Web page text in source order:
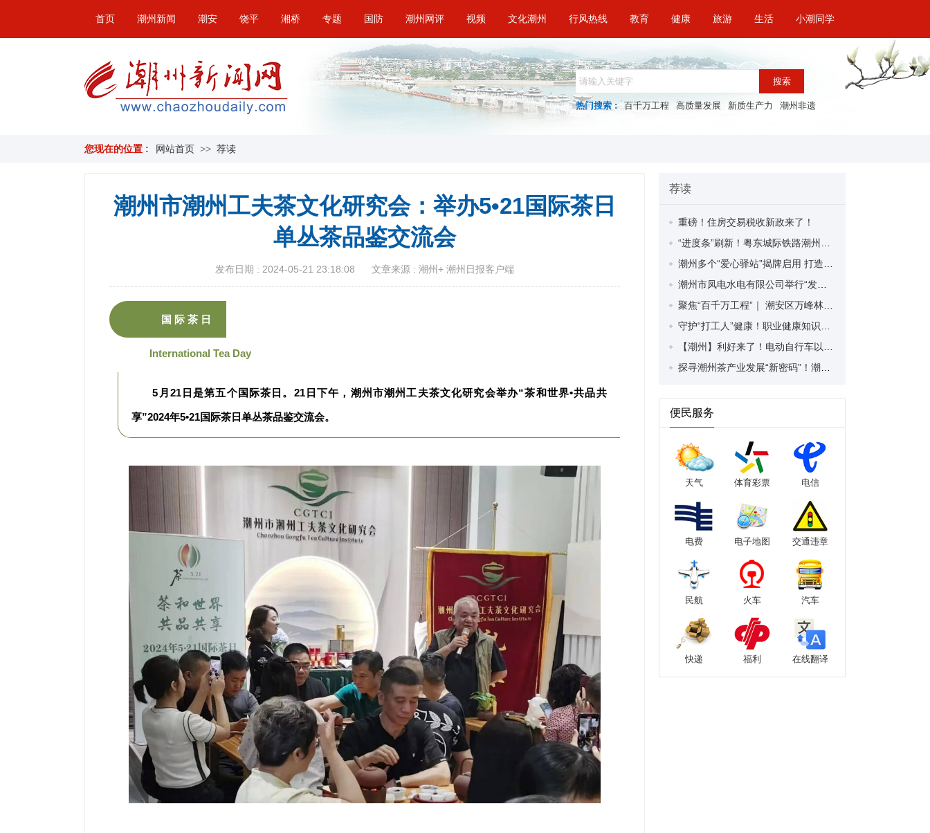
首页 潮州新闻 潮安 饶平 湘桥 专题 国防 潮州网评 视频 文化潮州 行风热线 教育 健康 旅游 生活 小潮同学
搜索
热门搜索 : 百千万工程 高质量发展 新质生产力 潮州非遗
您现在的位置 : 网站首页 >> 荐读
潮州市潮州工夫茶文化研究会：举办5•21国际茶日
单丛茶品鉴交流会
发布日期 : 2024-05-21 23:18:08 文章来源 : 潮州+ 潮州日报客户端
国 际 茶 日
International Tea Day
5月21日是第五个国际茶日。21日下午，潮州市潮州工夫茶文化研究会举办“茶和世界•共品共
享”2024年5•21国际茶日单丛茶品鉴交流会。
荐读
重磅！住房交易税收新政来了！
便民服务
天气 体育彩票 电信
电费 电子地图 交通违章
民航 火车 汽车
快递 福利 在线翻译